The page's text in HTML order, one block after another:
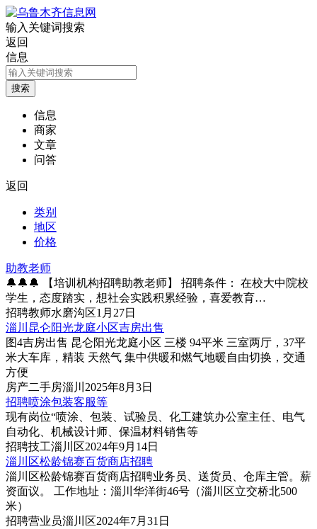
输入关键词搜索
返回
信息
信息
商家
文章
问答
返回
类别
地区
价格
助教老师
🔔🔔🔔 【培训机构招聘助教老师】 招聘条件： 在校大中院校
学生，态度踏实，想社会实践积累经验，喜爱教育…
招聘教师水磨沟区1月27日
淄川昆仑阳光龙庭小区吉房出售
图4吉房出售 昆仑阳光龙庭小区 三楼 94平米 三室两厅，37平
米大车库，精装 天然气 集中供暖和燃气地暖自由切换，交通
方便
房产二手房淄川 2025年8月3日
招聘喷涂包装客服等
现有岗位“喷涂、包装、试验员、化工建筑办公室主任、电气
自动化、机械设计师、保温材料销售等
招聘技工淄川区2024年9月14日
淄川区松龄锦赛百货商店招聘
淄川区松龄锦赛百货商店招聘业务员、送货员、仓库主管。薪
资面议。 工作地址：淄川华洋街46号（淄川区立交桥北500
米）
招聘营业员淄川区2024年7月31日